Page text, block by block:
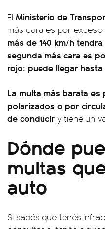
El Ministerio de
más cara es por exceso
más de 140 km/h
segunda más cara es
rojo: puede llegar hasta
La multa más barata
polarizados o por
de conducir y tiene un
Dónde
multas
auto
Si sabés que tenés